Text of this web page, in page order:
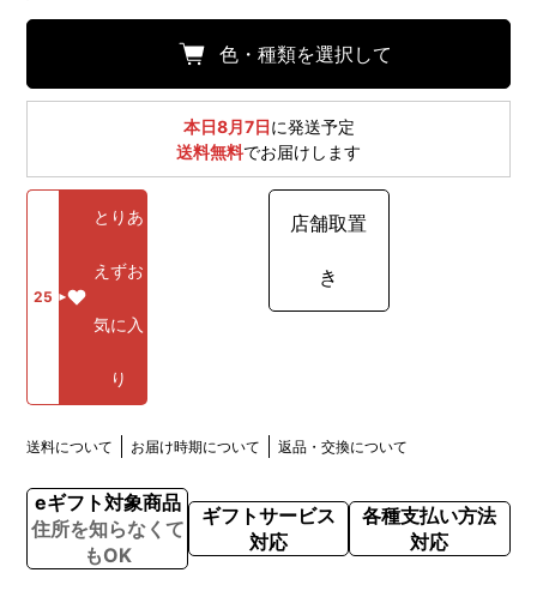
色・種類を選択して
本日8月7日に発送予定
送料無料でお届けします
25
とりあ
えずお
気に入
り
店舗取置
き
送料について お届け時期について 返品・交換について
eギフト対象商品
住所を知らなくて
もOK
ギフトサービス
対応
各種支払い方法
対応